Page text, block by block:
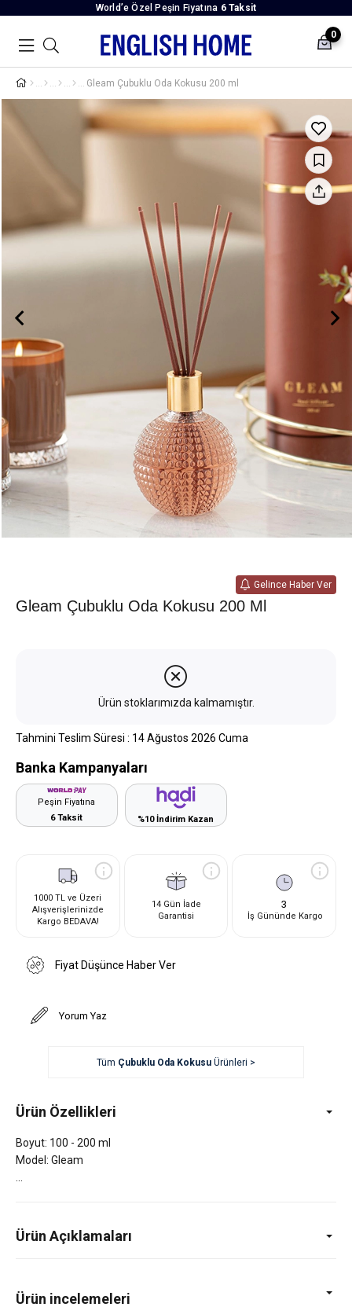
World’e Özel Peşin Fiyatına 6 Taksit
0
Gleam Çubuklu Oda Kokusu 200 ml
Gelince Haber Ver
Gleam Çubuklu Oda Kokusu 200 Ml
Ürün stoklarımızda kalmamıştır.
Tahmini Teslim Süresi : 14 Ağustos 2026 Cuma
Banka Kampanyaları
Peşin Fiyatına
6 Taksit
%10 İndirim Kazan
1000 TL ve Üzeri
Alışverişlerinizde
Kargo BEDAVA!
14 Gün İade
Garantisi
3
İş Gününde Kargo
Fiyat Düşünce Haber Ver
Yorum Yaz
Tüm Çubuklu Oda KokusuÜrünleri >
Ürün Özellikleri
Boyut: 100 - 200 ml
Model: Gleam
Ürün Açıklamaları